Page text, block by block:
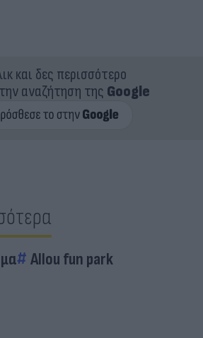
και δες περισσότερο
αναζήτηση της Google
Allou fun park